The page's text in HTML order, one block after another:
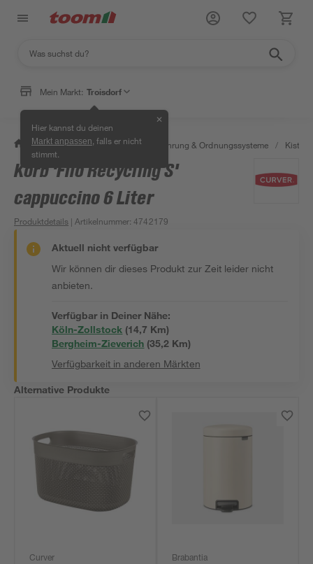
Mein Markt: Troisdorf
Hier kannst du deinen
Markt anpassen , falls er nicht
stimmt.
✕
/ Wohnen & Haushalt / Aufbewahrung & Ordnungssysteme / Kisten
Korb 'Filo Recycling S'
cappuccino 6 Liter
Produktdetails | Artikelnummer:4742179
Aktuell nicht verfügbar
Wir können dir dieses Produkt zur Zeit leider nicht
anbieten.
Verfügbar in Deiner Nähe:
Köln-Zollstock (14,7 Km)
Bergheim-Zieverich (35,2 Km)
Verfügbarkeit in anderen Märkten
Alternative Produkte
Curver Brabantia